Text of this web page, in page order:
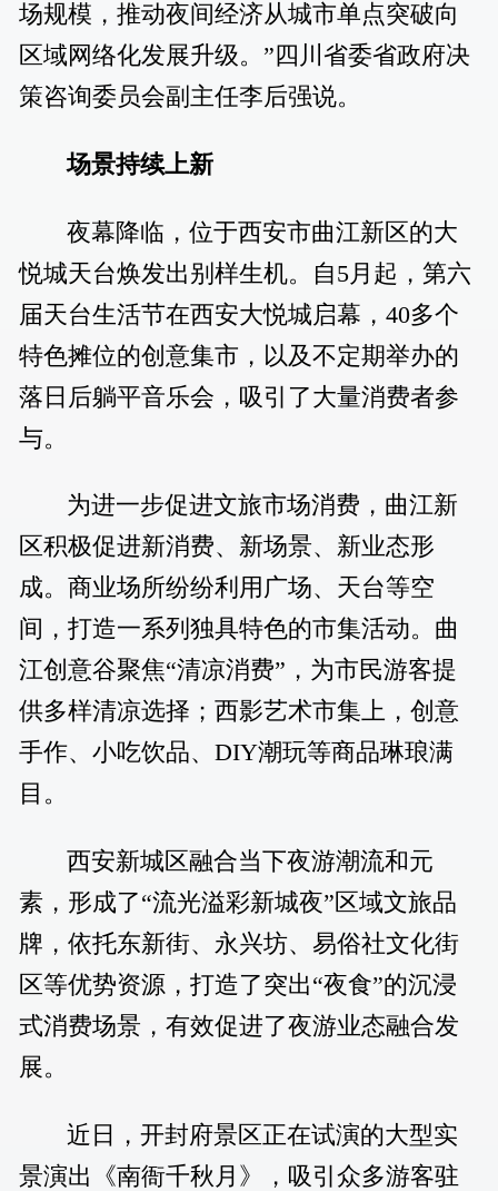
场规模，推动夜间经济从城市单点突破向
区域网络化发展升级。”四川省委省政府决
策咨询委员会副主任李后强说。
场景持续上新
夜幕降临，位于西安市曲江新区的大
悦城天台焕发出别样生机。自5月起，第六
届天台生活节在西安大悦城启幕，40多个
特色摊位的创意集市，以及不定期举办的
落日后躺平音乐会，吸引了大量消费者参
与。
为进一步促进文旅市场消费，曲江新
区积极促进新消费、新场景、新业态形
成。商业场所纷纷利用广场、天台等空
间，打造一系列独具特色的市集活动。曲
江创意谷聚焦“清凉消费”，为市民游客提
供多样清凉选择；西影艺术市集上，创意
手作、小吃饮品、DIY潮玩等商品琳琅满
目。
西安新城区融合当下夜游潮流和元
素，形成了“流光溢彩新城夜”区域文旅品
牌，依托东新街、永兴坊、易俗社文化街
区等优势资源，打造了突出“夜食”的沉浸
式消费场景，有效促进了夜游业态融合发
展。
近日，开封府景区正在试演的大型实
景演出《南衙千秋月》，吸引众多游客驻